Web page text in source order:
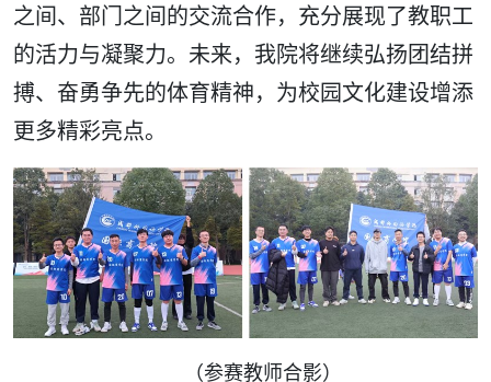
之间、部门之间的交流合作，充分展现了教职工
的活力与凝聚力。未来，我院将继续弘扬团结拼
搏、奋勇争先的体育精神，为校园文化建设增添
更多精彩亮点。
（参赛教师合影）